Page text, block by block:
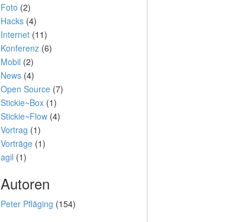
Foto (2)
Hacks(4)
Internet(11)
Konferenz(6)
Mobil (2)
News(4)
Open Source(7)
Stickie~Box(1)
Stickie~Flow(4)
Vortrag (1)
Vorträge(1)
agil (1)
Autoren
Peter Pfläging (154)